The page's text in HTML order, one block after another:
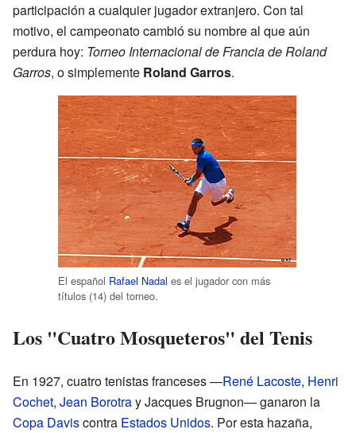
participación a cualquier jugador extranjero. Con tal
motivo, el campeonato cambió su nombre al que aún
perdura hoy: Torneo Internacional de Francia de Roland
Garros, o simplemente Roland Garros.
El español Rafael Nadal es el jugador con más
títulos (14) del torneo.
Los "Cuatro Mosqueteros" del Tenis
En 1927, cuatro tenistas franceses —René Lacoste, Henri
Cochet, Jean Borotray Jacques Brugnon— ganaron la
Copa Daviscontra Estados Unidos. Por esta hazaña,